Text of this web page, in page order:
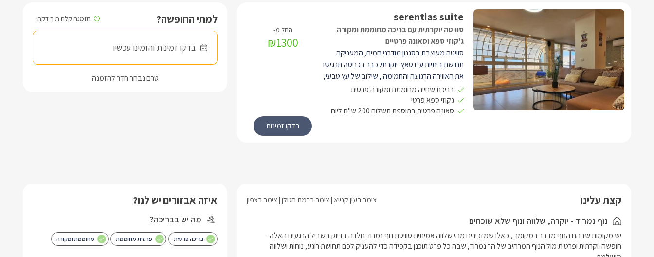
למתי החופשה?
בדקו זמינות והזמינו עכשיו
טרם נבחר חדר להזמנה
serentias suite
סוויטה יוקרתית עם בריכה מחוממת ומקורה
ג'קוזי ספא וסאונה פרטיים
סוויטה מעוצבת בסגנון מודרני חמים, המעניקה
תחושת ביתיות עם טאץ’ יוקרתי. כבר בכניסה תרגישו
את האווירה הרגועה והחמימה , שילוב של עץ טבעי,
תאורה רכה ואלמנטים מעוצבים באבן אמיתית,
היוצרים תחושת רוגע מושלמת.
הסוויטה רחבה במיוחד ומתאימה לזוגות, משפחות
ורכים, חלוקי רחצה וחדר רחצה מעוצב הכולל
בריכת שחייה פרטית מקורה ומחוממת, הנראית
מתוך הסוויטה דרך קיר זכוכית ענק, כך שגם בימי
בריכת שחייה מחוממת ומקורה פרטית
גקוזי ספא פרטי
סאונה פרטית בתוספת תשלום 200 ש"ח ליום
₪1300
קצת עלינו צימר בעין קנייא צימר ברמת הגולן צימר בצפון
נוף נמרוד - יוקרה, שלווה ונוף שלא שוכחים
איזה אבזורים יש לנו?
מה יש בבריכה?
בריכה פרטית פרטית מחוממת מחוממת ומקורה